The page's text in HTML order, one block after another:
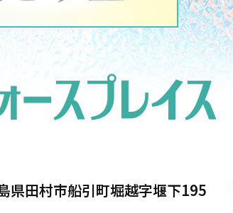
県田村市船引町堀越字堰下195